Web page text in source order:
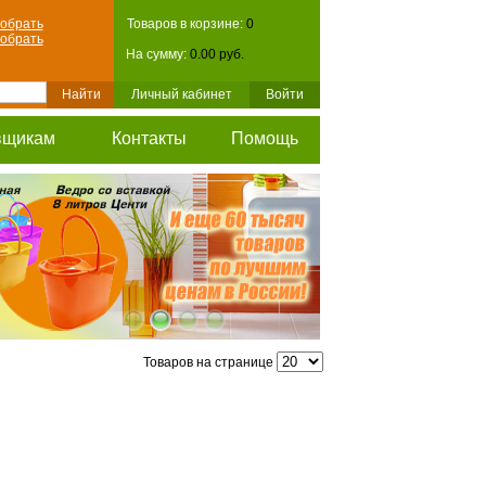
Товаров в корзине: 0
На сумму: 0.00 руб.
Личный кабинет Войти
Контакты Помощь
Товаров на странице